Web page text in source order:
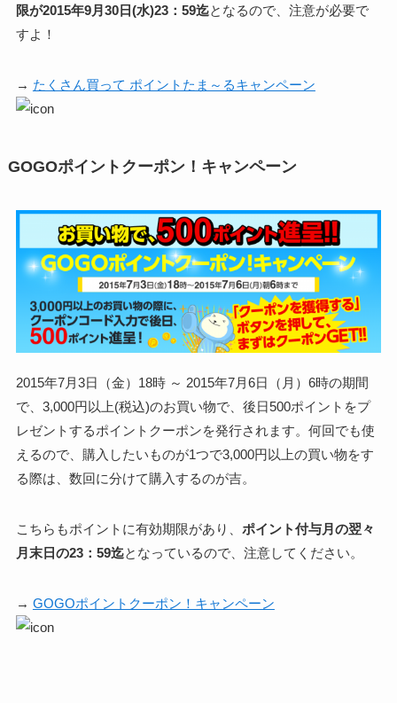
限が2015年9月30日(水)23：59迄となるので、注意が必要で
すよ！
→ たくさん買って ポイントたま～るキャンペーン
GOGOポイントクーポン！キャンペーン
2015年7月3日（金）18時 ～ 2015年7月6日（月）6時の期間
で、3,000円以上(税込)のお買い物で、後日500ポイントをプ
レゼントするポイントクーポンを発行されます。何回でも使
えるので、購入したいものが1つで3,000円以上の買い物をす
る際は、数回に分けて購入するのが吉。
こちらもポイントに有効期限があり、 ポイント付与月の翌々
月末日の23：59迄となっているので、注意してください。
→ GOGOポイントクーポン！キャンペーン